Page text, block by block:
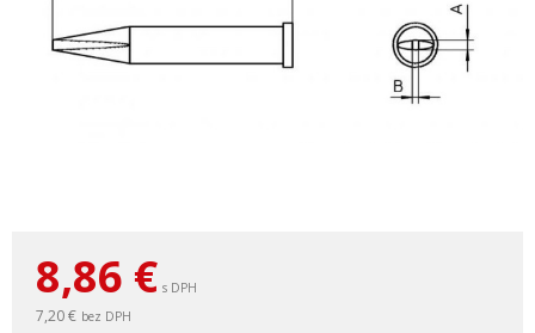
8,86 € s DPH
7,20 € bez DPH